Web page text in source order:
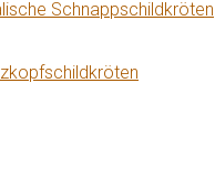
Schnappschildkröten